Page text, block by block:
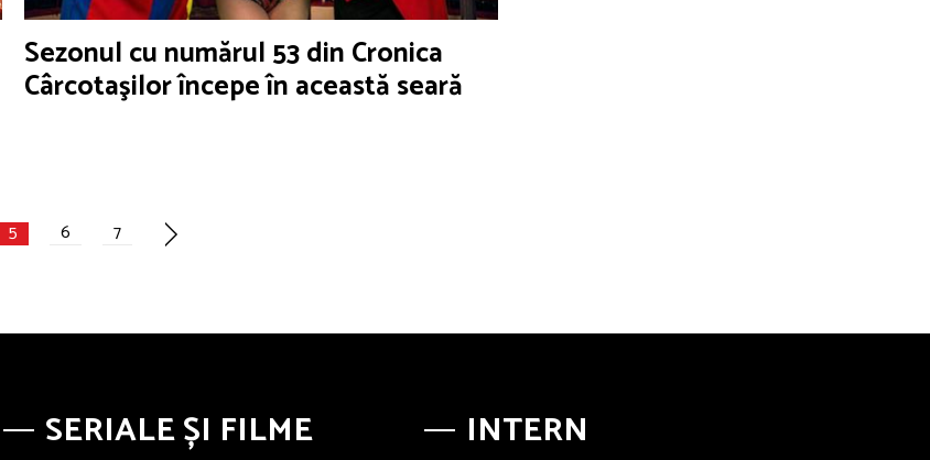
Sezonul cu numărul 53 din Cronica
Cârcotaşilor începe în această seară
5 6 7
SERIALE ȘI FILME INTERN